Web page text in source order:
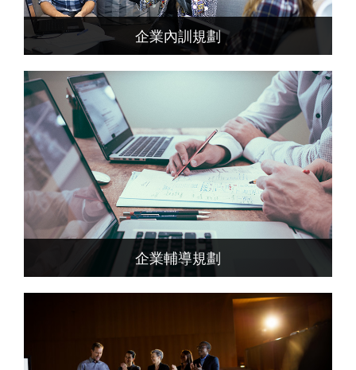
企業內訓規劃
企業輔導規劃